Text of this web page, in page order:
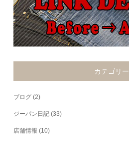
カテゴリー
ブログ (2)
ジーパン日記 (33)
店舗情報 (10)